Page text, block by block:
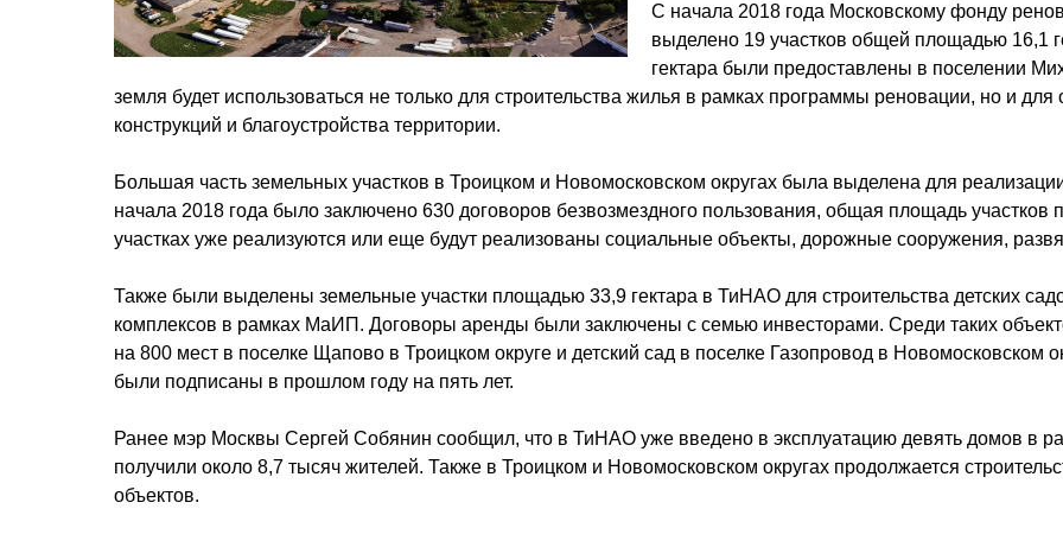
С начала 2018 года Московскому фонду
выделено 19 участков общей площадью 16,1
гектара были предоставлены в поселении
земля будет использоваться не только для строительства жилья в рамках программы реновации, но и
конструкций и благоустройства территории.
Большая часть земельных участков в Троицком и Новомосковском округах была выделена для
начала 2018 года было заключено 630 договоров безвозмездного пользования, общая площадь участков
участках уже реализуются или еще будут реализованы социальные объекты, дорожные сооружения,
Также были выделены земельные участки площадью 33,9 гектара в ТиНАО для строительства детских
комплексов в рамках МаИП. Договоры аренды были заключены с семью инвесторами. Среди таких
на 800 мест в поселке Щапово в Троицком округе и детский сад в поселке Газопровод в Новомосковском
были подписаны в прошлом году на пять лет.
Ранее мэр Москвы Сергей Собянин сообщил, что в ТиНАО уже введено в эксплуатацию девять домов в
получили около 8,7 тысяч жителей. Также в Троицком и Новомосковском округах продолжается
объектов.